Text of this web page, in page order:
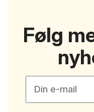
Følg